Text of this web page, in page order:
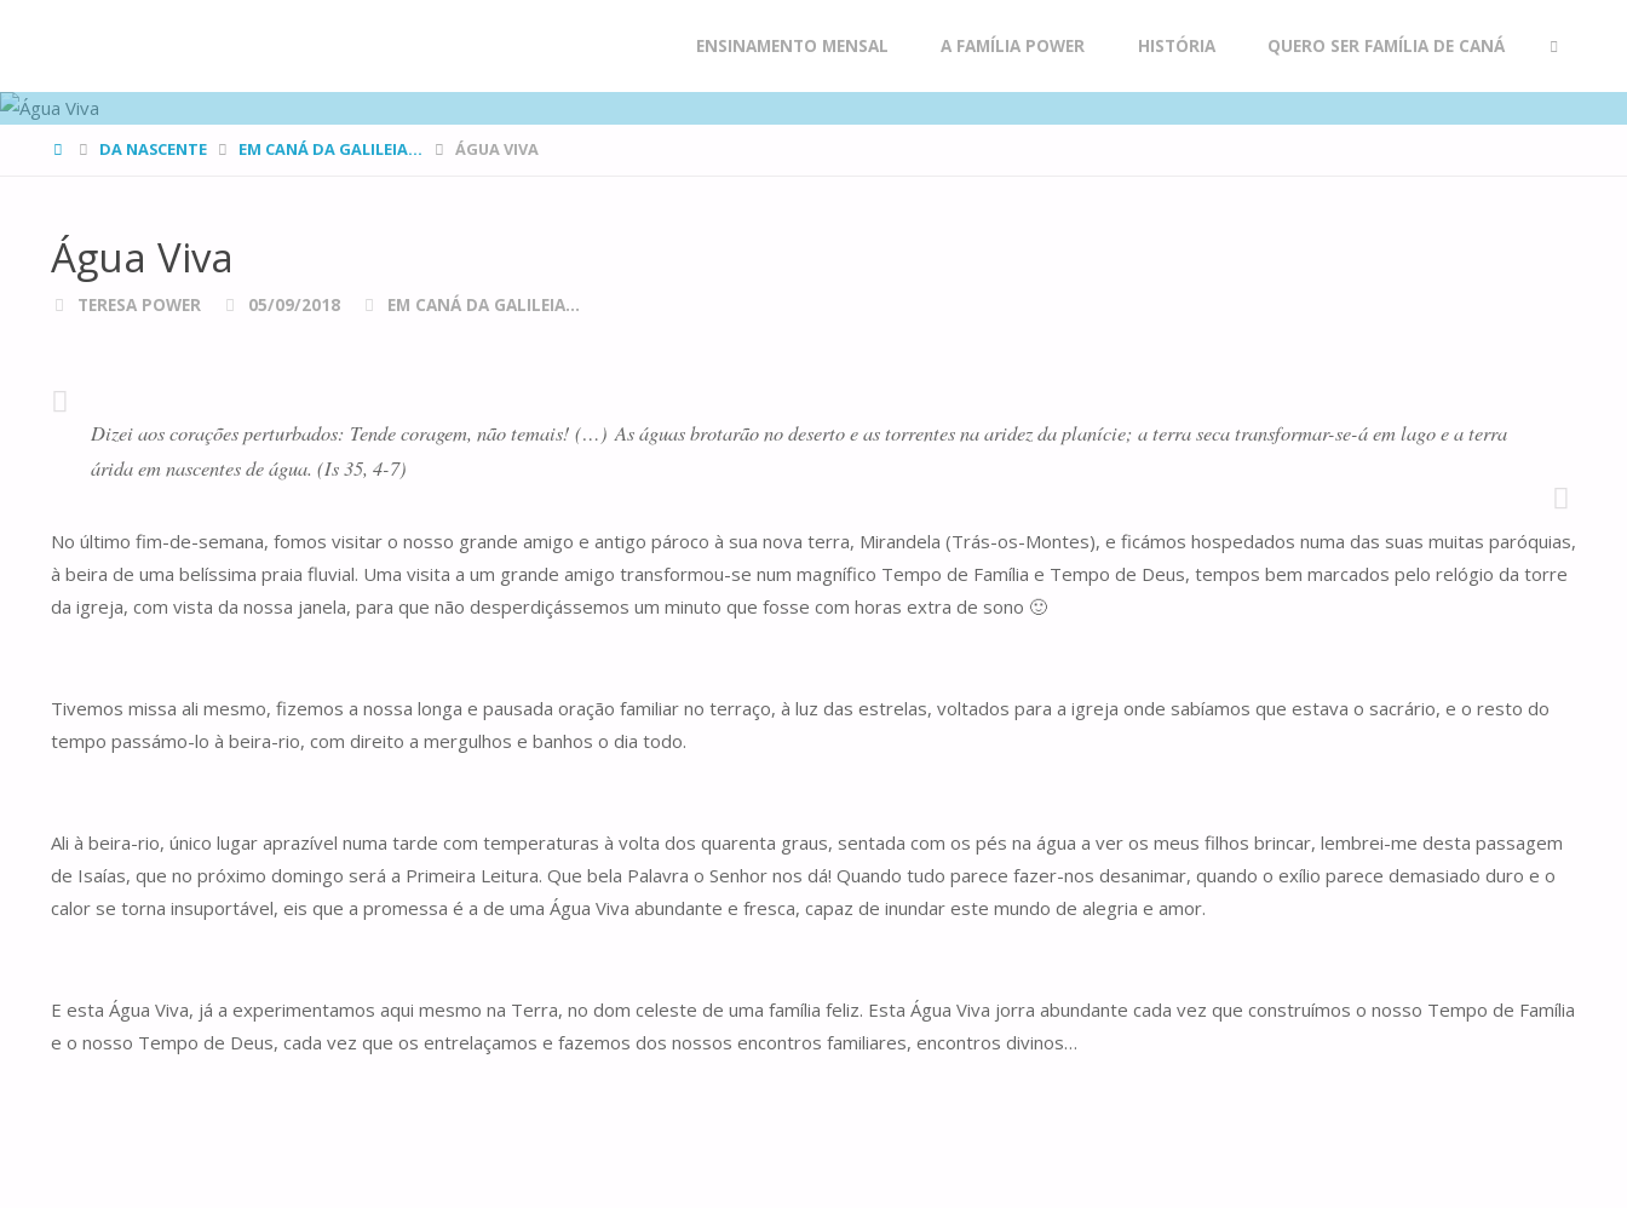
to
ENSINAMENTO MENSAL A FAMÍLIA POWER HISTÓRIA QUERO SER FAMÍLIA DE CANÁ
HOMEDA NASCENTE EM CANÁ DA GALILEIA... ÁGUA VIVA
Água Viva
TERESA POWER 05/09/2018 EM CANÁ DA GALILEIA...
Dizei aos corações perturbados: Tende coragem, não temais! (…) As águas brotarão no deserto e as torrentes na aridez da planície; a terra seca transformar-se-á em lago e a terra
árida em nascentes de água. (Is 35, 4-7)
No último fim-de-semana, fomos visitar o nosso grande amigo e antigo pároco à sua nova terra, Mirandela (Trás-os-Montes), e ficámos hospedados numa das suas muitas paróquias,
à beira de uma belíssima praia fluvial. Uma visita a um grande amigo transformou-se num magnífico Tempo de Família e Tempo de Deus, tempos bem marcados pelo relógio da torre
da igreja, com vista da nossa janela, para que não desperdiçássemos um minuto que fosse com horas extra de sono 🙂
Tivemos missa ali mesmo, fizemos a nossa longa e pausada oração familiar no terraço, à luz das estrelas, voltados para a igreja onde sabíamos que estava o sacrário, e o resto do
tempo passámo-lo à beira-rio, com direito a mergulhos e banhos o dia todo.
Ali à beira-rio, único lugar aprazível numa tarde com temperaturas à volta dos quarenta graus, sentada com os pés na água a ver os meus filhos brincar, lembrei-me desta passagem
de Isaías, que no próximo domingo será a Primeira Leitura. Que bela Palavra o Senhor nos dá! Quando tudo parece fazer-nos desanimar, quando o exílio parece demasiado duro e o
calor se torna insuportável, eis que a promessa é a de uma Água Viva abundante e fresca, capaz de inundar este mundo de alegria e amor.
E esta Água Viva, já a experimentamos aqui mesmo na Terra, no dom celeste de uma família feliz. Esta Água Viva jorra abundante cada vez que construímos o nosso Tempo de Família
e o nosso Tempo de Deus, cada vez que os entrelaçamos e fazemos dos nossos encontros familiares, encontros divinos…